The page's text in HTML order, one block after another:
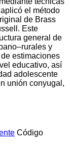
el método
de Brass
Este
general de
y
estimaciones
educativo, así
adolescente
unión conyugal,
Código